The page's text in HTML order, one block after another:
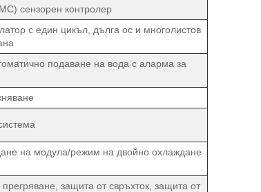
сензорен контролер
с един цикъл, дълга ос и многолистов
подаване на вода с аларма за
на модула/режим на двойно охлаждане
защита от свръхток, защита от